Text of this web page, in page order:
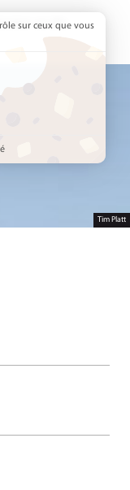
active :un élu
Tim Platt
sur ceux que vous